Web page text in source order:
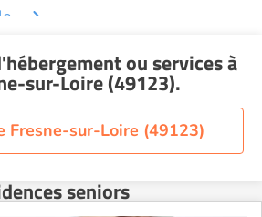
ou servicesà
sur-Loire (49123).
Fresne-sur-Loire (49123)
seniors